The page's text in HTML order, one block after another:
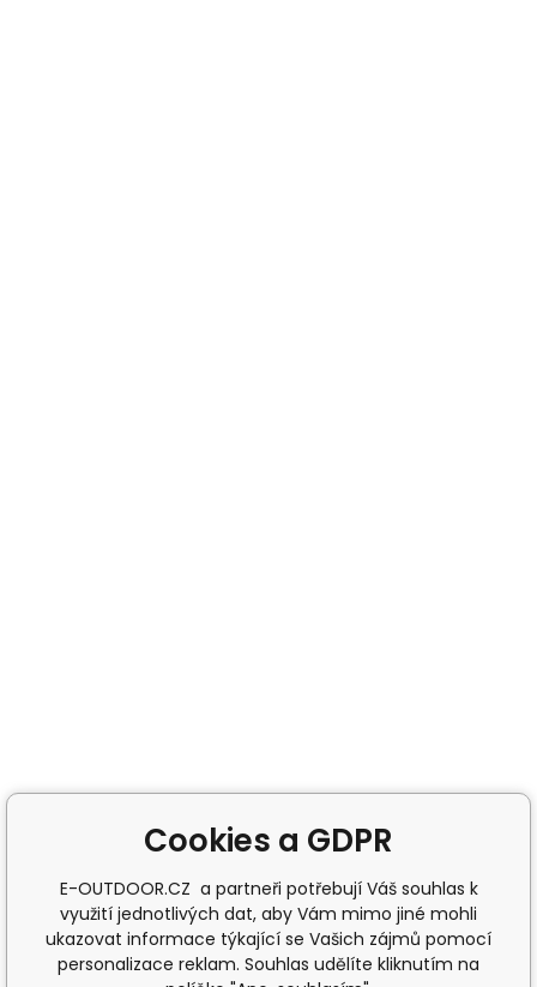
Cookies a GDPR
E-OUTDOOR.CZ a partneři potřebují Váš souhlas k
využití jednotlivých dat, aby Vám mimo jiné mohli
ukazovat informace týkající se Vašich zájmů pomocí
personalizace reklam. Souhlas udělíte kliknutím na